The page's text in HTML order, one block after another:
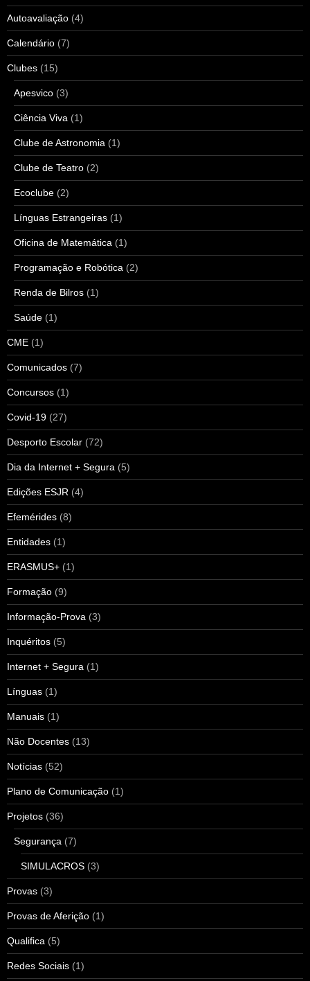
Autoavaliação (4)
Calendário (7)
Clubes (15)
Apesvico (3)
Ciência Viva (1)
Clube de Astronomia (1)
Clube de Teatro (2)
Ecoclube (2)
Línguas Estrangeiras (1)
Oficina de Matemática (1)
Programação e Robótica (2)
Renda de Bilros (1)
Saúde (1)
CME (1)
Comunicados (7)
Concursos (1)
Covid-19 (27)
Desporto Escolar (72)
Dia da Internet + Segura (5)
Edições ESJR (4)
Efemérides (8)
Entidades (1)
ERASMUS+ (1)
Formação (9)
Informação-Prova (3)
Inquéritos (5)
Internet + Segura (1)
Línguas (1)
Manuais (1)
Não Docentes (13)
Notícias (52)
Plano de Comunicação (1)
Projetos (36)
Segurança (7)
SIMULACROS (3)
Provas (3)
Provas de Aferição (1)
Qualifica (5)
Redes Sociais (1)